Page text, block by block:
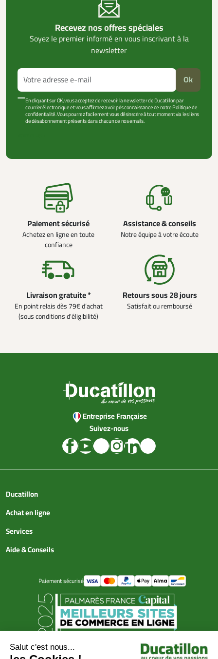
Recevez nos offres spéciales
Soyez le premier informé en vous inscrivant à la
newsletter
Ok
En cliquant sur OK, vous acceptez de recevoir la newsletter de Ducatillon par
courrier électronique et vous affirmez avoir pris connaissance de notre Politique de
confidentialité. Vous pourrez facilement vous désinscrire à tout moment via les liens
de désabonnement présents dans chacun de nos emails.
Paiement sécurisé
Achetez en ligne en toute
confiance
Assistance & conseils
Notre équipe à votre écoute
Livraison gratuite *
En point relais dès 79€ d’achat
(sous conditions d'éligibilité)
Retours sous 28 jours
Satisfait ou remboursé
Entreprise Française
Suivez-nous
Ducatillon
Achat en ligne
Services
Aide & Conseils
Paiement sécurisé